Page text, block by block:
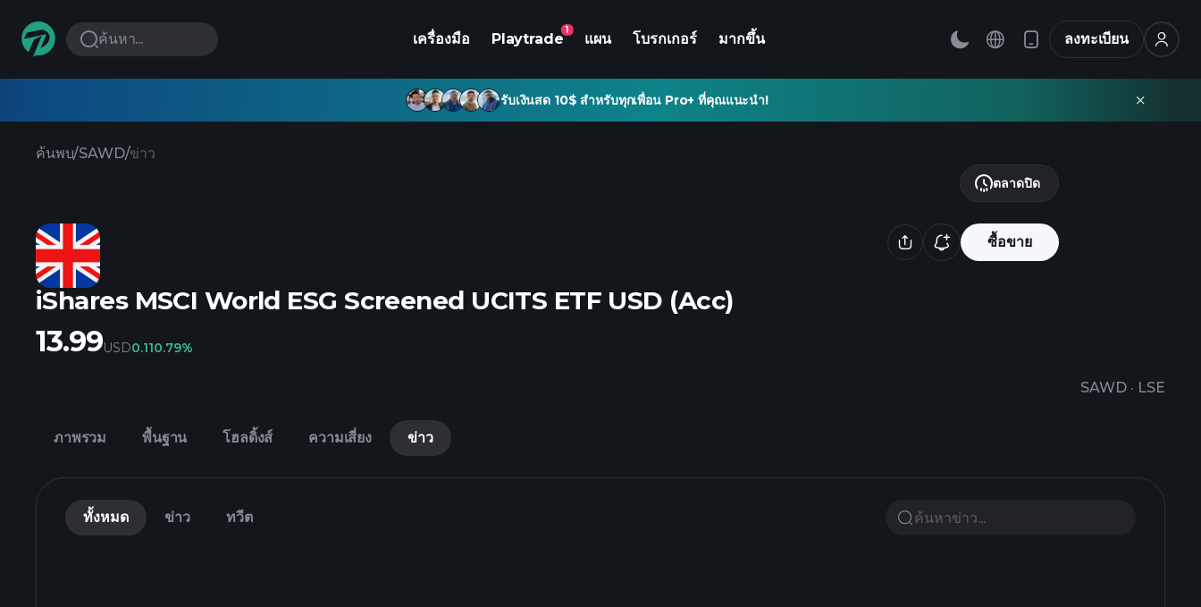
ค้นหา... เครื่องมือ Playtrade
1
แผน โบรกเกอร์ มากขึ้น ลงทะเบียน
รับเงินสด 10$ สำหรับทุกเพื่อน Pro+ ที่คุณแนะนำ!
ค้นพบ/SAWD/ข่าว
ซื้อขาย
iShares MSCI World ESG Screened UCITS ETF USD (Acc)
SAWD · LSE
ตลาดปิด
13.99USD0.110.79%
ภาพรวม พื้นฐาน โฮลดิ้งส์ ความเสี่ยง ข่าว
ทั้งหมด ข่าว ทวีต